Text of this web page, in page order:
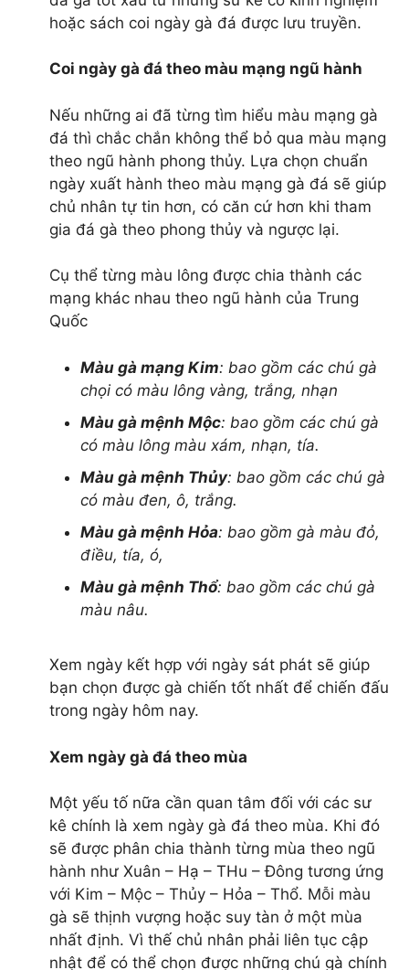
tôm tích
tôm hùm canada
tôm hùm đất
tôm hùm bông
tôm hùm baby
tôm hùm xanh
cua hoàng đế
cua alaska
cua huỳnh đế
cua cà mau
tôm càng xanh
ốc vòi voi
tu hài canada
sá sùng khô
bào ngư sống
bào ngư khô
bào ngư úc
bào ngư hàn quốc
hải sâm biển
giá cá tầm
giá cá hồi
giá cá lăng
giá cá chép giòn
giá cá bớp
giá cá mú
Shop Mỹ Phẩm Xíu Ohui
120/98/8 Thích Quảng Đức, Phường 5, Quận Phú
Nhuận, Tp.HCM
Hotline: 0937 22 07 83
mỹ phẩm ohui
ohui xanh
ohui hồng
son ohui
phấn ohui
kem chống nắng ohui
hoặc sách coi ngày gà đá được lưu truyền.
Coi ngày gà đá theo màu mạng ngũ hành
Nếu những ai đã từng tìm hiểu màu mạng gà
đá thì chắc chắn không thể bỏ qua màu mạng
theo ngũ hành phong thủy. Lựa chọn chuẩn
ngày xuất hành theo màu mạng gà đá sẽ giúp
chủ nhân tự tin hơn, có căn cứ hơn khi tham
gia đá gà theo phong thủy và ngược lại.
Cụ thể từng màu lông được chia thành các
mạng khác nhau theo ngũ hành của Trung
Quốc
Màu gà mạng Kim: bao gồm các chú gà
chọi có màu lông vàng, trắng, nhạn
Màu gà mệnh Mộc: bao gồm các chú gà
có màu lông màu xám, nhạn, tía.
Màu gà mệnh Thủy: bao gồm các chú gà
có màu đen, ô, trắng.
Màu gà mệnh Hỏa: bao gồm gà màu đỏ,
điều, tía, ó,
Màu gà mệnh Thổ: bao gồm các chú gà
màu nâu.
Xem ngày kết hợp với ngày sát phát sẽ giúp
bạn chọn được gà chiến tốt nhất để chiến đấu
trong ngày hôm nay.
Xem ngày gà đá theo mùa
Một yếu tố nữa cần quan tâm đối với các sư
kê chính là xem ngày gà đá theo mùa. Khi đó
sẽ được phân chia thành từng mùa theo ngũ
hành như Xuân – Hạ – THu – Đông tương ứng
với Kim – Mộc – Thủy – Hỏa – Thổ. Mỗi màu
gà sẽ thịnh vượng hoặc suy tàn ở một mùa
nhất định. Vì thế chủ nhân phải liên tục cập
nhật để có thể chọn được những chú gà chính